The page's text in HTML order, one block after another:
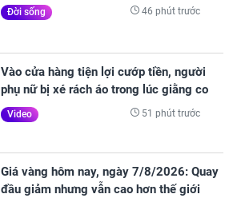
Đời sống 46 phút trước
Vào cửa hàng tiện lợi cướp tiền, người
phụ nữ bị xé rách áo trong lúc giằng co
Video 51 phút trước
Giá vàng hôm nay, ngày 7/8/2026: Quay
đầu giảm nhưng vẫn cao hơn thế giới